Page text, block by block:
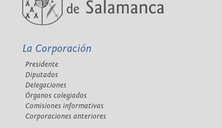
La Corporación
Presidente
Diputados
Delegaciones
Órganos colegiados
Comisiones informativas
Corporaciones anteriores